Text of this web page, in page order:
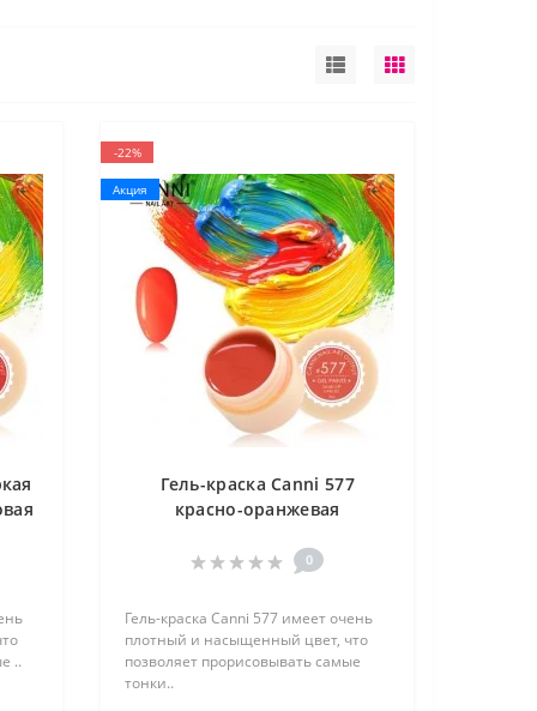
..
-22%
Акция
Гель-краска Canni 577
красно-оранжевая
0
Гель-краска Canni 577 имеет очень
плотный и насыщенный цвет, что
позволяет прорисовывать самые
тонки..